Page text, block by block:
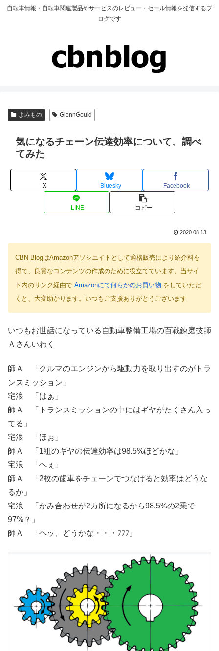
自転車情報・自転車関連製品やサービスのレビュー・セール情報を発信するブ
ログです
よみもの GlennGould
気になるチェーン伝達効率について、調べ
てみた
X Bluesky Facebook
LINE コピー
2020.08.13
CBN BlogはAmazonアソシエイトとして適格販売により紹介料を
得て、良質なコンテンツの作成のために役立てています。当サイ
ト内のリンク経由で Amazonにて何らかのお買い物 をしていただ
くと、大変助かります。いつもご支援ありがとうございます
いつもお世話になっている自動車整備工場の百戦錬磨技師
Ａさんいわく
師Ａ 「クルマのエンジンから駆動力を取り出すのがトラ
ンスミッション」
宅浪 「はぁ」
師Ａ 「トランスミッションの中にはギヤがたくさん入っ
てる」
宅浪 「ほぉ」
師Ａ 「1組のギヤの伝達効率は98.5%ほどかな」
宅浪 「へぇ」
師Ａ 「2枚の歯車をチェーンでつなげると効率はどうな
るか」
宅浪 「かみ合わせが2カ所になるから98.5%の2乗で
97%？」
師Ａ 「ヘッ、どうかな・・・ﾌﾌﾌ」